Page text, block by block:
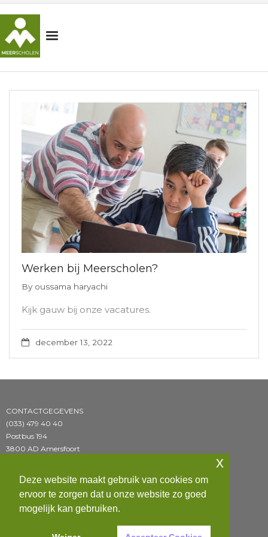
MEERSCHOLEN
SCHOLEN
ORGANISATIE
NIEUWS
OUDERS
WERKEN BIJ
Contact
Werken bij Meerscholen?
By oussama haryachi
Kijk gauw bij onze vacatures.
december 13, 2022
CONTACTGEGEVENS
(033) 479 40 40
Postbus 194
3800 AD Amersfoort
J.P. Sweelinckstraat 4
3816 PB Amersfoort
Deze website maakt gebruik van cookies om
ervoor te zorgen dat u onze website zo goed
mogelijk kan gebruiken.
x